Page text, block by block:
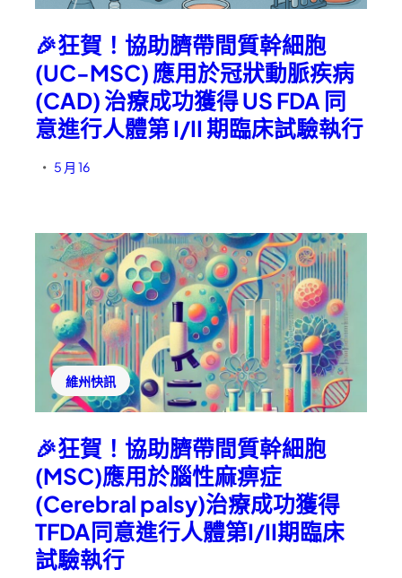
🎉狂賀！協助臍帶間質幹細胞
(UC-MSC) 應用於冠狀動脈疾病
(CAD) 治療成功獲得 US FDA 同
意進行人體第 I/II 期臨床試驗執行
• 5 月 16
維州快訊
🎉狂賀！協助臍帶間質幹細胞
(MSC)應用於腦性麻痹症
(Cerebral palsy)治療成功獲得
TFDA同意進行人體第I/II期臨床
試驗執行